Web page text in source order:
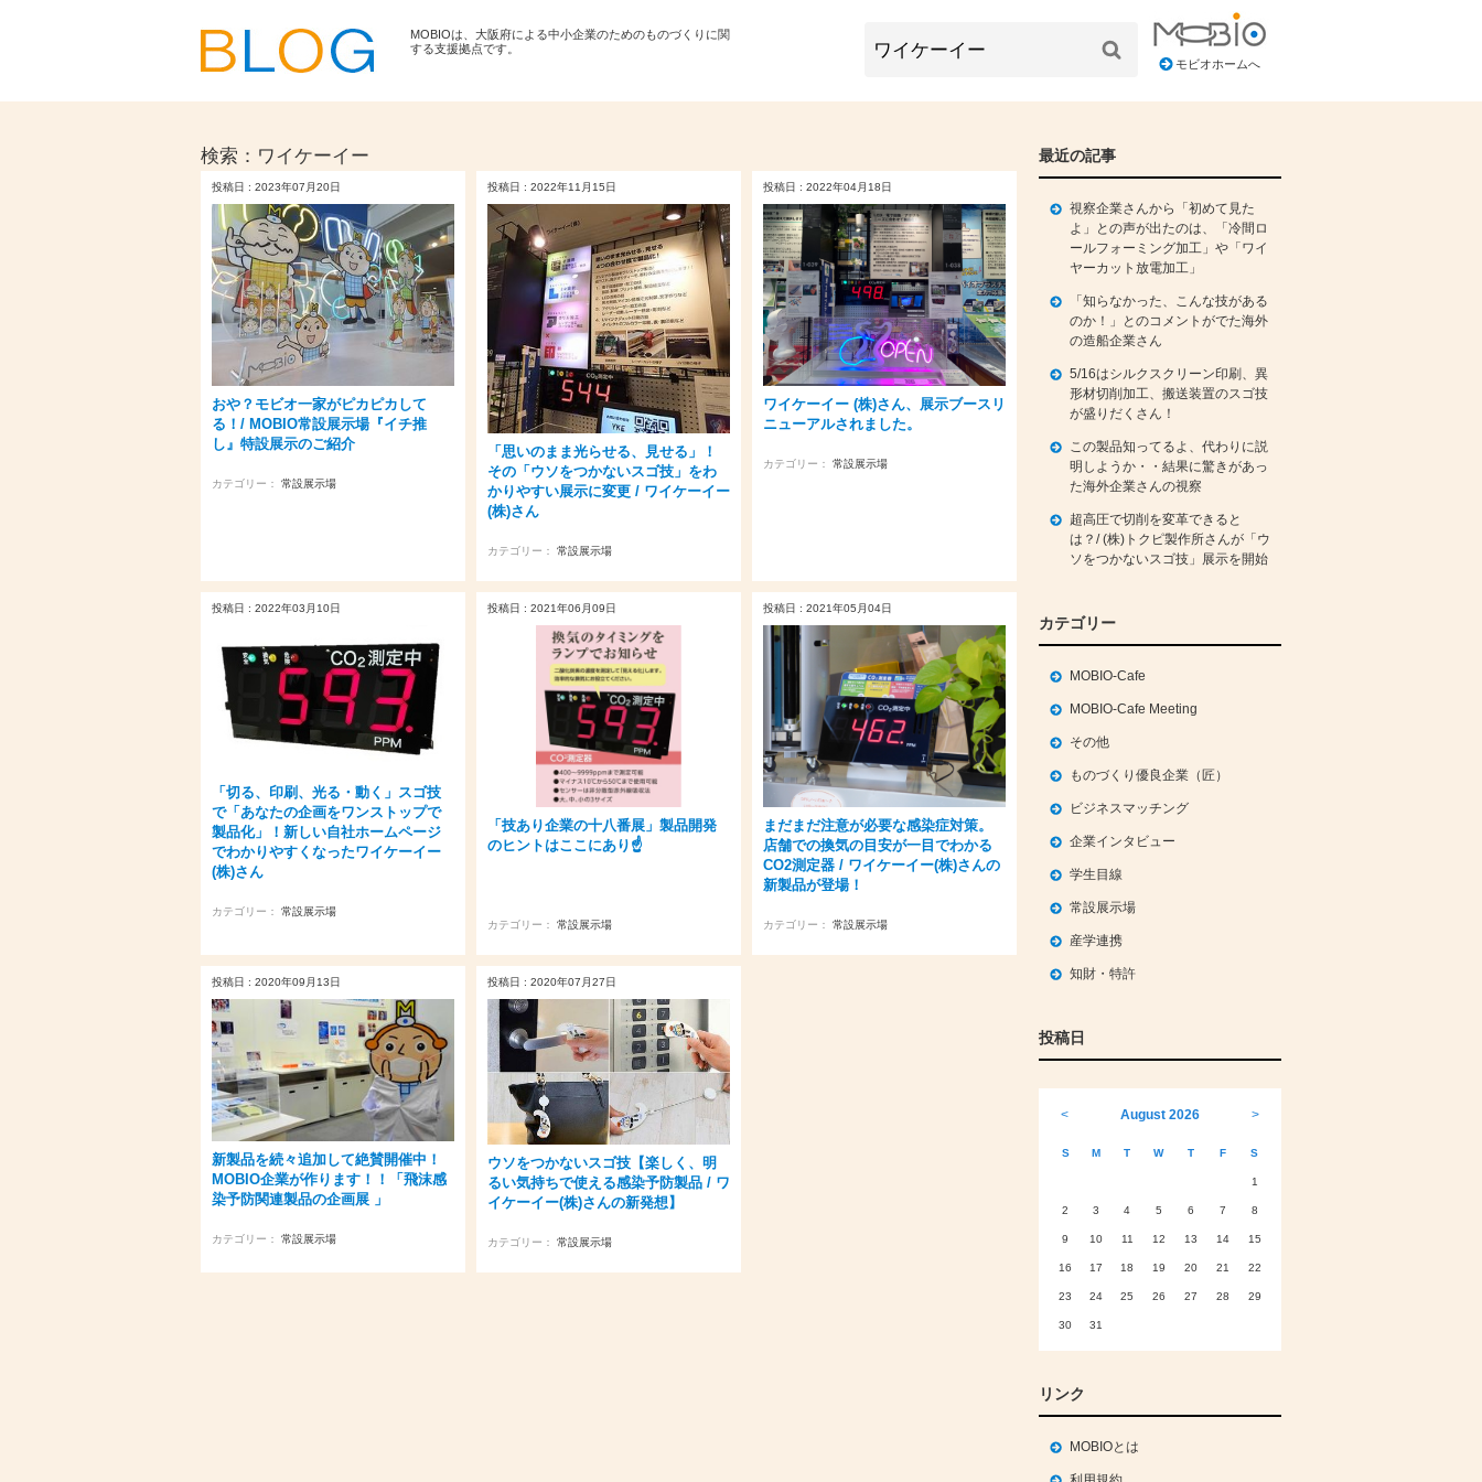
MOBIOは、大阪府による中小企業のためのものづくりに関
する支援拠点です。
モビオホームへ
検索： ワイケーイー
投稿日 : 2023年07月20日
おや？モビオ一家がピカピカして
る！/ MOBIO常設展示場『イチ推
し』特設展示のご紹介
カテゴリー： 常設展示場
投稿日 : 2022年11月15日
「思いのまま光らせる、見せる」！
その「ウソをつかないスゴ技」をわ
かりやすい展示に変更 / ワイケーイー
(株)さん
カテゴリー： 常設展示場
投稿日 : 2022年04月18日
ワイケーイー (株)さん、展示ブースリ
ニューアルされました。
カテゴリー： 常設展示場
投稿日 : 2022年03月10日
「切る、印刷、光る・動く」スゴ技
で「あなたの企画をワンストップで
製品化」！新しい自社ホームページ
でわかりやすくなったワイケーイー
(株)さん
カテゴリー： 常設展示場
投稿日 : 2021年06月09日
「技あり企業の十八番展」製品開発
のヒントはここにあり☝
カテゴリー： 常設展示場
投稿日 : 2021年05月04日
まだまだ注意が必要な感染症対策。
店舗での換気の目安が一目でわかる
CO2測定器 / ワイケーイー(株)さんの
新製品が登場！
カテゴリー： 常設展示場
投稿日 : 2020年09月13日
新製品を続々追加して絶賛開催中！
MOBIO企業が作ります！！「飛沫感
染予防関連製品の企画展 」
カテゴリー： 常設展示場
投稿日 : 2020年07月27日
ウソをつかないスゴ技【楽しく、明
るい気持ちで使える感染予防製品 / ワ
イケーイー(株)さんの新発想】
カテゴリー： 常設展示場
最近の記事
視察企業さんから「初めて見た
よ」との声が出たのは、「冷間ロ
ールフォーミング加工」や「ワイ
ヤーカット放電加工」
「知らなかった、こんな技がある
のか！」とのコメントがでた海外
の造船企業さん
5/16はシルクスクリーン印刷、異
形材切削加工、搬送装置のスゴ技
が盛りだくさん！
この製品知ってるよ、代わりに説
明しようか・・結果に驚きがあっ
た海外企業さんの視察
超高圧で切削を変革できると
は？/ (株)トクピ製作所さんが「ウ
ソをつかないスゴ技」展示を開始
カテゴリー
MOBIO-Cafe
MOBIO-Cafe Meeting
その他
ものづくり優良企業（匠）
ビジネスマッチング
企業インタビュー
学生目線
常設展示場
産学連携
知財・特許
投稿日
< August 2026 >
S M T W T F S
1
2 3 4 5 6 7 8
9 10 11 12 13 14 15
16 17 18 19 20 21 22
23 24 25 26 27 28 29
30 31
リンク
MOBIOとは